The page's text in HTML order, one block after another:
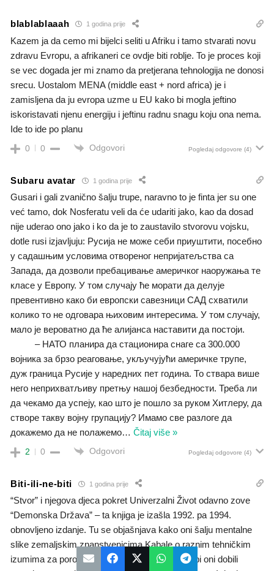
blablablaaah 1 godina prije
Kazem ja da cemo mi bijelci seliti u Afriku i tamo stvarati novu
zdravu Evropu, a afrikaneri ce ovdje biti roblje. To je proces koji
se vec dogada jer mi znamo da pretjerana tehnologija ne donosi
srecu. Uostalom MENA (middle east + nord africa) je i
zamisljena da ju evropa uzme u EU kako bi mogla jeftino
iskoristavati njenu energiju i jeftinu radnu snagu koju ona nema.
Ide to ide po planu
0 0 Odgovori Pogledaj odgovore (4)
Subaru avatar 1 godina prije
Gusari i gali zvanično šalju trupe, naravno to je finta jer su one
već tamo, dok Nosferatu veli da će udariti jako, kao da dosad
nije uderao ono jako i ko da je to zaustavilo stvorovu vojsku,
dotle rusi izjavljuju: Русија не може себи приуштити, посебно
у садашњим условима отвореног непријатељства са
Запада, да дозволи пребацивање америчког наоружања те
класе у Европу. У том случају ће морати да делује
превентивно како би европски савезници САД схватили
колико то не одговара њиховим интересима. У том случају,
мало је вероватно да ће алијанса наставити да постоји.
– НАТО планира да стационира снаге са 300.000
војника за брзо реаговање, укључујући америчке трупе,
дуж граница Русије у наредних пет година. То ствара више
него неприхватљиву претњу нашој безбедности. Треба ли
да чекамо да успеју, као што је пошло за руком Хитлеру, да
створе такву војну групацију? Имамо све разлоге да
докажемо да не полажемо… Čitaj više »
2 0 Odgovori Pogledaj odgovore (4)
Biti-ili-ne-biti 1 godina prije
“Stvor” i njegova djeca pokret Univerzalni Život odavno zove
“Demonska Država” – ta knjiga je izašla 1992. pa 1994.
obnovljeno izdanje. Tu se objašnjava kako oni šalju mentalne
slike zemaljskim znanstvenicima Kabale o raznim tehničkim
izumima za porobljavanje čovječanstva, kako bi oni dobili